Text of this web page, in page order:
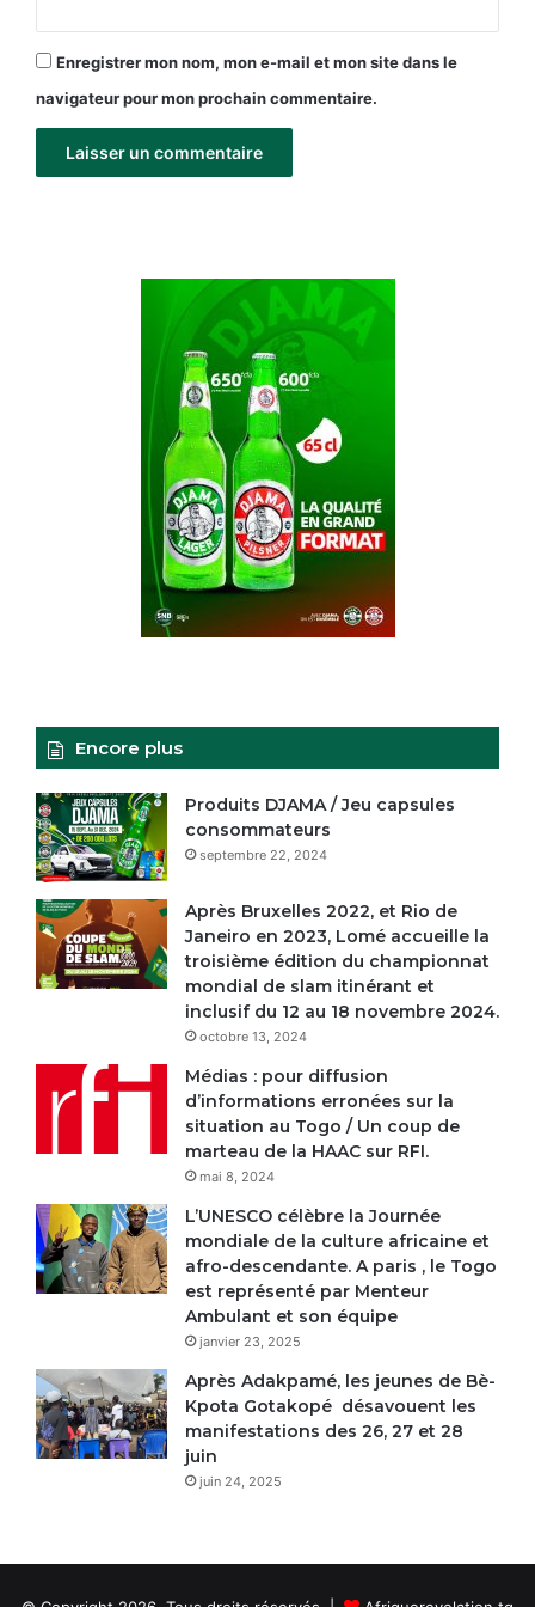
Enregistrer mon nom, mon e-mail et mon site dans le
navigateur pour mon prochain commentaire.
Encore plus
Produits DJAMA / Jeu capsules
consommateurs
septembre 22, 2024
Après Bruxelles 2022, et Rio de
Janeiro en 2023, Lomé accueille la
troisième édition du championnat
mondial de slam itinérant et
inclusif du 12 au 18 novembre 2024.
octobre 13, 2024
Médias : pour diffusion
d’informations erronées sur la
situation au Togo / Un coup de
marteau de la HAAC sur RFI.
mai 8, 2024
L’UNESCO célèbre la Journée
mondiale de la culture africaine et
afro-descendante. A paris , le Togo
est représenté par Menteur
Ambulant et son équipe
janvier 23, 2025
Après Adakpamé, les jeunes de Bè-
Kpota Gotakopé désavouent les
manifestations des 26, 27 et 28
juin
juin 24, 2025